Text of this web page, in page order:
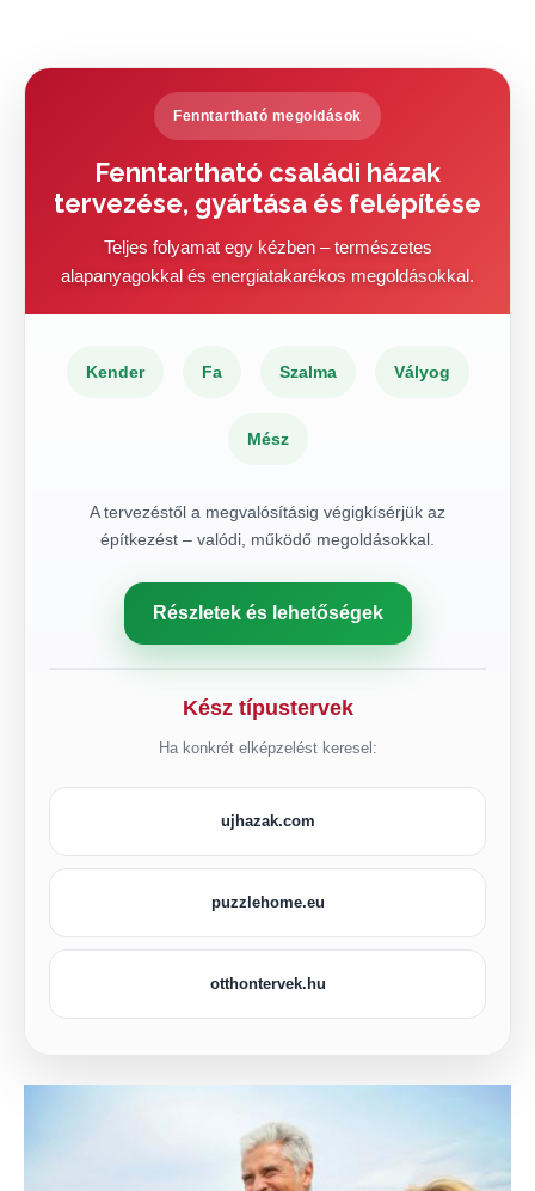
Fenntartható megoldások
Fenntartható családi házak
tervezése, gyártása és felépítése
Teljes folyamat egy kézben – természetes
alapanyagokkal és energiatakarékos megoldásokkal.
Kender Fa Szalma Vályog
Mész
A tervezéstől a megvalósításig végigkísérjük az
építkezést – valódi, működő megoldásokkal.
Részletek és lehetőségek
Kész típustervek
Ha konkrét elképzelést keresel:
ujhazak.com
puzzlehome.eu
otthontervek.hu